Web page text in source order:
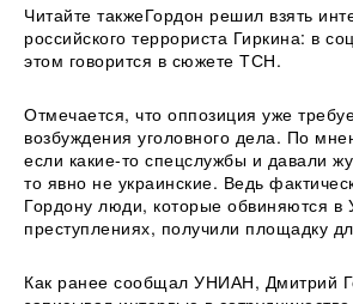
Читайте такжеГордон решил взять
российского террориста Гиркина: в
этом говорится в сюжете ТСН.
Отмечается, что оппозиция уже
возбуждения уголовного дела. По
если какие-то спецслужбы и давали
то явно не украинские. Ведь
Гордону люди, которые обвиняются в
преступлениях, получили площадку
Как ранее сообщал УНИАН, Дмитрий